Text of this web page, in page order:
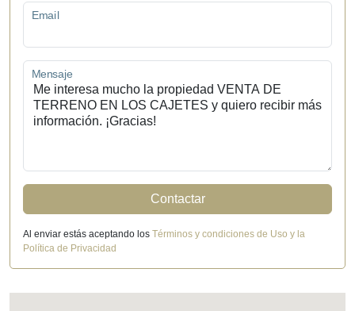
Email
Mensaje
Contactar
Al enviar estás aceptando los Términos y condiciones de Uso y la
Política de Privacidad